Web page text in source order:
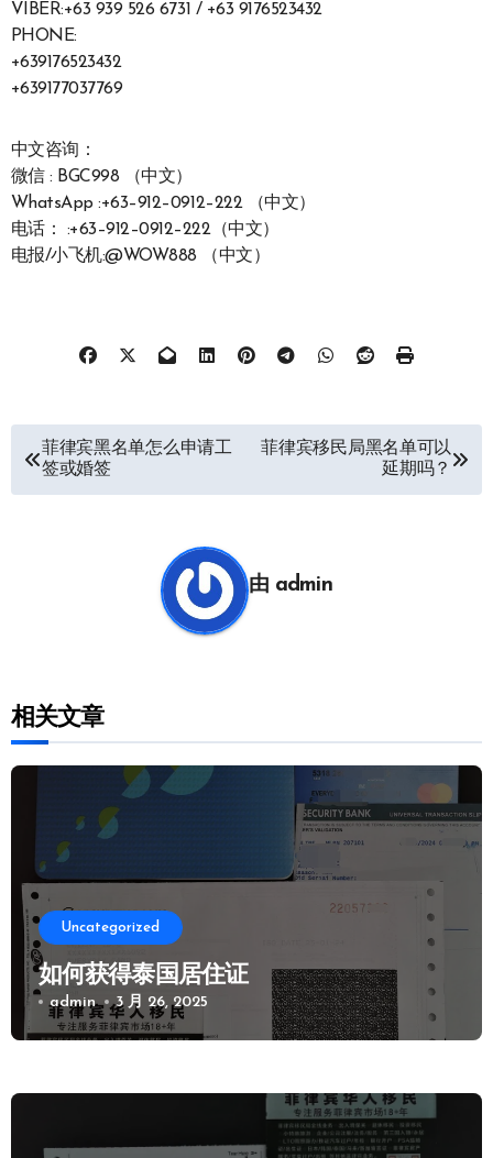
VIBER:+63 939 526 6731 / +63 9176523432
PHONE:
+639176523432
+639177037769
中文咨询：
微信 : BGC998 （中文）
WhatsApp :+63–912–0912–222 （中文）
电话： :+63–912–0912–222（中文）
电报/小飞机:@WOW888 （中文）
菲律宾黑名单怎么申请工
签或婚签
菲律宾移民局黑名单可以
延期吗？
由 admin
相关文章
Uncategorized
如何获得泰国居住证
admin 3 月 26, 2025